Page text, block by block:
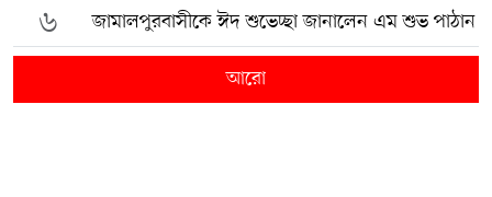
৬ জামালপুরবাসীকে ঈদ শুভেচ্ছা জানালেন এম শুভ পাঠান
আরো